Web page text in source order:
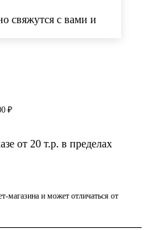
свяжутся с вами и
₽
от 20 т.р. в пределах
магазина и может отличаться от